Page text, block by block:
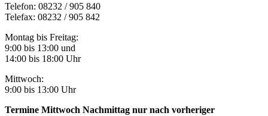
Telefon: 08232 / 905 840
Telefax: 08232 / 905 842
Montag bis Freitag:
9:00 bis 13:00 und
14:00 bis 18:00 Uhr
Mittwoch:
9:00 bis 13:00 Uhr
Termine Mittwoch Nachmittag nur nach vorheriger